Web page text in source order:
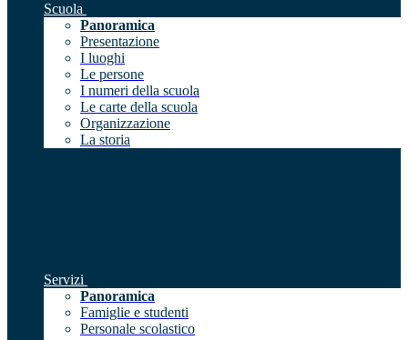
Scuola
Panoramica
Presentazione
I luoghi
Le persone
I numeri della scuola
Le carte della scuola
Organizzazione
La storia
Servizi
Panoramica
Famiglie e studenti
Personale scolastico